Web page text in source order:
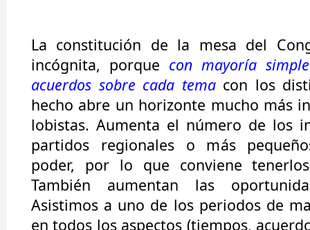
La constitución de la mesa del
incógnita, porque con mayoría
acuerdos sobre cada temacon los
hecho abre un horizonte mucho más
lobistas. Aumenta el número de los
partidos regionales o más
poder, por lo que conviene
También aumentan las
Asistimos a uno de los periodos de
en todos los aspectos (tiempos,